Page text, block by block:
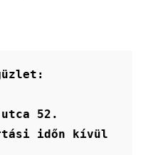
utca 52.
időn kívül